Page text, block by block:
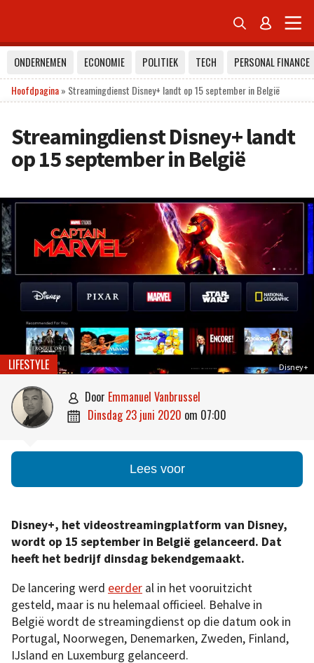
 
ONDERNEMEN ECONOMIE POLITIEK TECH
PERSONAL FINANCE
Hoofdpagina» Streamingdienst Disney+ landt op 15 september in België
Streamingdienst Disney+ landt
op 15 september in België
Disney+
LIFESTYLE
 door Emmanuel Vanbrussel
 dinsdag 23 juni 2020 om 07:00
Lees voor
Disney+, het videostreamingplatform van Disney,
wordt op 15 september in België gelanceerd. Dat
heeft het bedrijf dinsdag bekendgemaakt.
De lancering werd eerder al in het vooruitzicht
gesteld, maar is nu helemaal officieel. Behalve in
België wordt de streamingdienst op die datum ook in
Portugal, Noorwegen, Denemarken, Zweden, Finland,
IJsland en Luxemburg gelanceerd.